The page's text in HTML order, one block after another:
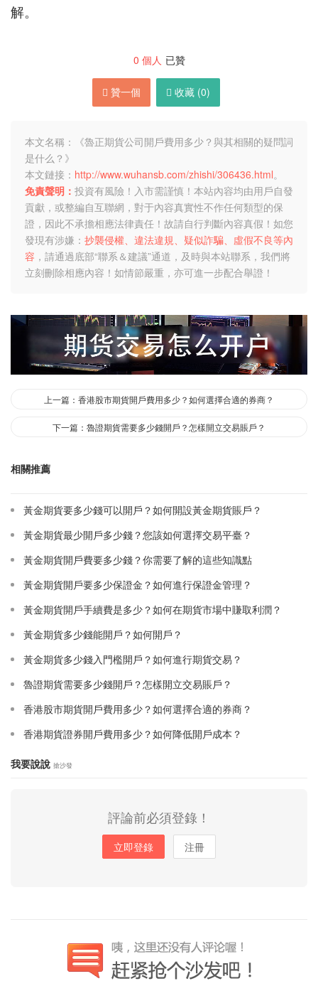
解。
0 個人 已贊
贊一個 收藏 (0)
本文名稱：《魯正期貨公司開戶費用多少？與其相關的疑問詞
是什么？》
本文鏈接： http://www.wuhansb.com/zhishi/306436.html。
免責聲明： 投資有風險！入市需謹慎！本站內容均由用戶自發
貢獻，或整編自互聯網，對于內容真實性不作任何類型的保
證，因此不承擔相應法律責任！故請自行判斷內容真假！如您
發現有涉嫌： 抄襲侵權、違法違規、疑似詐騙、虛假不良等內
容 ，請通過底部“聯系＆建議”通道，及時與本站聯系，我們將
立刻刪除相應內容！如情節嚴重，亦可進一步配合舉證！
上一篇：香港股市期貨開戶費用多少？如何選擇合適的券商？
下一篇：魯證期貨需要多少錢開戶？怎樣開立交易賬戶？
相關推薦
黃金期貨要多少錢可以開戶？如何開設黃金期貨賬戶？
黃金期貨最少開戶多少錢？您該如何選擇交易平臺？
黃金期貨開戶費要多少錢？你需要了解的這些知識點
黃金期貨開戶要多少保證金？如何進行保證金管理？
黃金期貨開戶手續費是多少？如何在期貨市場中賺取利潤？
黃金期貨多少錢能開戶？如何開戶？
黃金期貨多少錢入門檻開戶？如何進行期貨交易？
魯證期貨需要多少錢開戶？怎樣開立交易賬戶？
香港股市期貨開戶費用多少？如何選擇合適的券商？
香港期貨證券開戶費用多少？如何降低開戶成本？
我要說說 搶沙發
評論前必須登錄！
立即登錄 注冊